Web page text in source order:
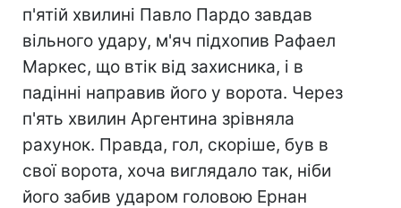
п'ятій хвилині Павло Пардо завдав
вільного удару, м'яч підхопив Рафаел
Маркес, що втік від захисника, і в
падінні направив його у ворота. Через
п'ять хвилин Аргентина зрівняла
рахунок. Правда, гол, скоріше, був в
свої ворота, хоча виглядало так, ніби
його забив ударом головою Ернан